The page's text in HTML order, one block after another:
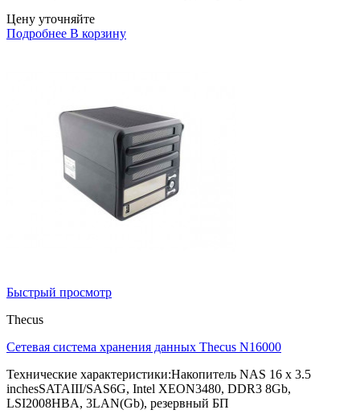
Цену уточняйте
Подробнее В корзину
Быстрый просмотр
Thecus
Сетевая система хранения данных Thecus N16000
Технические характеристики:Накопитель NAS 16 x 3.5
inchesSATAIII/SAS6G, Intel XEON3480, DDR3 8Gb,
LSI2008HBA, 3LAN(Gb), резервный БП